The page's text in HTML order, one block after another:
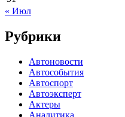
« Июл
Рубрики
Автоновости
Автособытия
Автоспорт
Автоэксперт
Актеры
Аналитика